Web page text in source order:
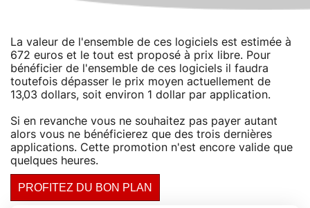
La valeur de l'ensemble de ces logiciels est estimée à
672 euros et le tout est proposé à prix libre. Pour
bénéficier de l'ensemble de ces logiciels il faudra
toutefois dépasser le prix moyen actuellement de
13,03 dollars, soit environ 1 dollar par application.
Si en revanche vous ne souhaitez pas payer autant
alors vous ne bénéficierez que des trois dernières
applications. Cette promotion n'est encore valide que
quelques heures.
PROFITEZ DU BON PLAN